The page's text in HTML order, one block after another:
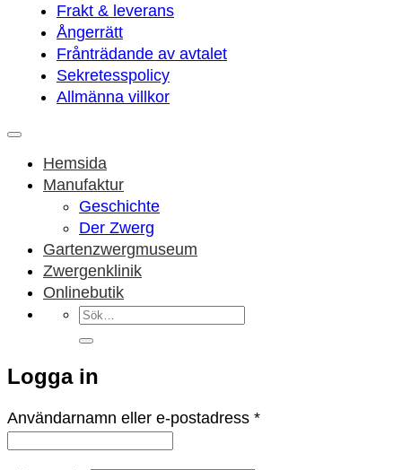
Frakt & leverans
Ångerrätt
Frånträdande av avtalet
Sekretesspolicy
Allmänna villkor
Hemsida
Manufaktur
Geschichte
Der Zwerg
Gartenzwergmuseum
Zwergenklinik
Onlinebutik
Sök
efter:
Logga in
Användarnamn eller e-postadress *Obligatoriskt